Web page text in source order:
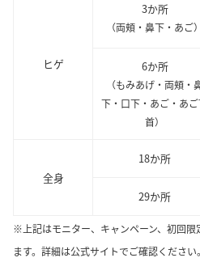
ヒゲ
3か所
（両頬・鼻下・あご）
6か所
（もみあげ・両頬・
下・口下・あご・あ
首）
全身
18か所
29か所
※上記はモニター、キャンペーン、初回限
ます。詳細は公式サイトでご確認ください。